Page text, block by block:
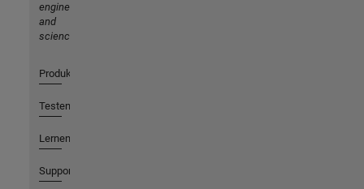
engineering
and
science
Produkte
Testen oder Kaufen
Lernen
Support